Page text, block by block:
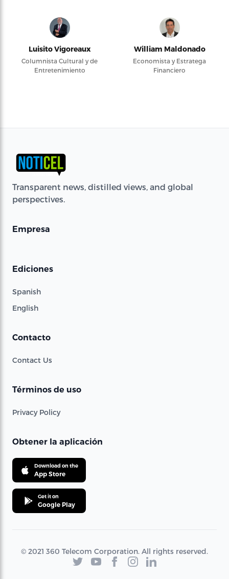
Luisito Vigoreaux
Columnista Cultural y de
Entretenimiento
William Maldonado
Economista y Estratega
Financiero
Transparent news, distilled views, and global
perspectives.
Empresa
Ediciones
Spanish
English
Contacto
Contact Us
Términos de uso
Privacy Policy
Obtener la aplicación
Download on the
App Store
Get it on
Google Play
© 2021 360 Telecom Corporation. All rights reserved.